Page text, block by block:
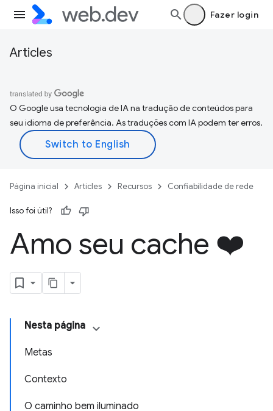
Fazer login
Articles
O Google usa tecnologia de IA na tradução de conteúdos para
seu idioma de preferência. As traduções com IA podem ter erros.
Página inicial Articles Recursos Confiabilidade de rede
Isso foi útil?
Amo seu cache ❤️
Nesta página
Metas
Contexto
O caminho bem iluminado